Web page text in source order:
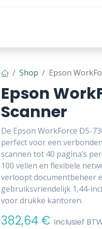
Shop Epson
Epson
Scanner
De Epson WorkForce DS-
perfect voor een
scannen tot 40 pagina’s
100 vellen en flexibele
verloopt documentbeheer
gebruiksvriendelijk 1,44-
voor drukke kantoren.
382,64 € Inclusief